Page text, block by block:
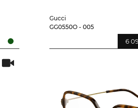
Gucci
GG0550O - 005
6